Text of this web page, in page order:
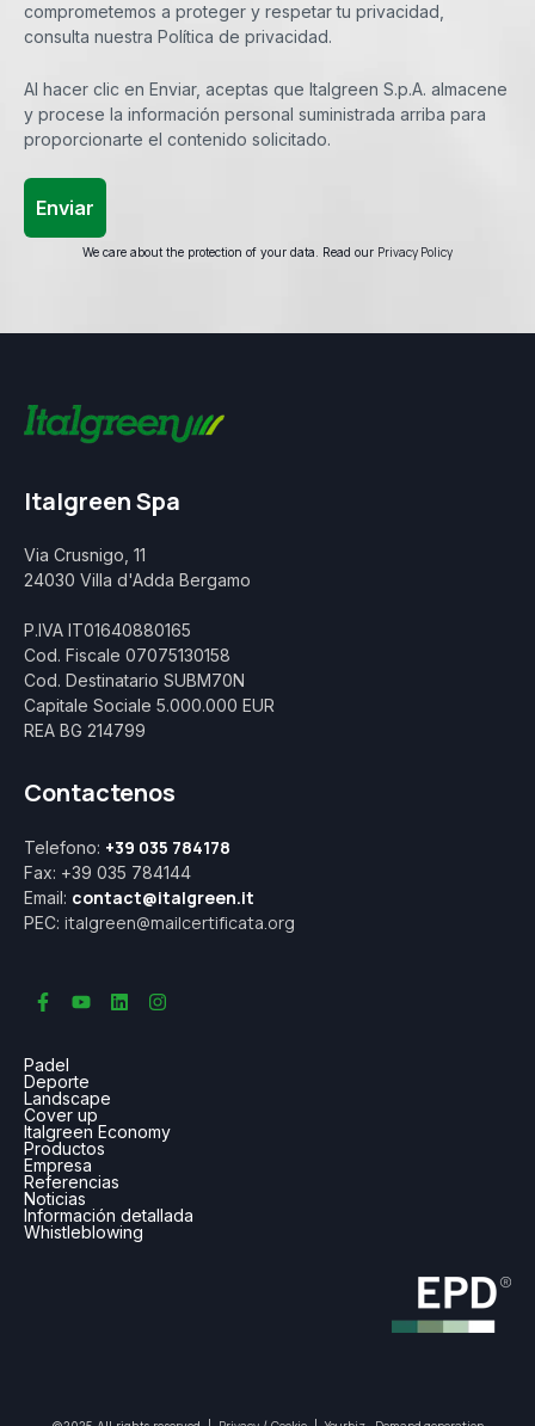
comprometemos a proteger y respetar tu privacidad,
consulta nuestra Política de privacidad.
Al hacer clic en Enviar, aceptas que Italgreen S.p.A. almacene
y procese la información personal suministrada arriba para
proporcionarte el contenido solicitado.
We care about the protection of your data. Read our Privacy Policy
Italgreen Spa
Via Crusnigo, 11
24030 Villa d'Adda Bergamo
P.IVA IT01640880165
Cod. Fiscale 07075130158
Cod. Destinatario SUBM70N
Capitale Sociale 5.000.000 EUR
REA BG 214799
Contactenos
Telefono: +39 035 784178
Fax: +39 035 784144
Email: contact@italgreen.it
PEC: italgreen@mailcertificata.org
Padel
Deporte
Landscape
Cover up
Italgreen Economy
Productos
Empresa
Referencias
Noticias
Información detallada
Whistleblowing